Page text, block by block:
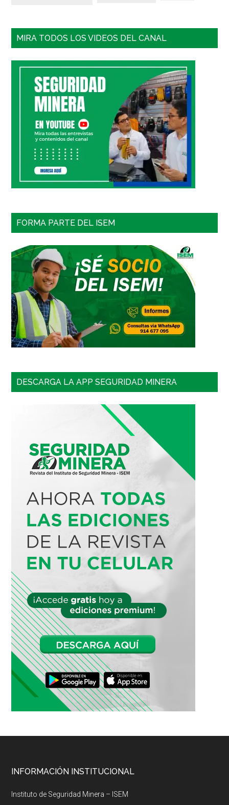
MIRA TODOS LOS VIDEOS DEL CANAL
FORMA PARTE DEL ISEM
DESCARGA LA APP SEGURIDAD MINERA
Footer
INFORMACIÓN INSTITUCIONAL
Instituto de Seguridad Minera – ISEM